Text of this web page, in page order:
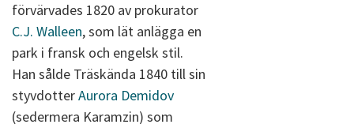
förvärvades 1820 av prokurator
C.J. Walleen, som lät anlägga en
park i fransk och engelsk stil.
Han sålde Träskända 1840 till sin
styvdotterAurora Demidov
(sedermera Karamzin) som